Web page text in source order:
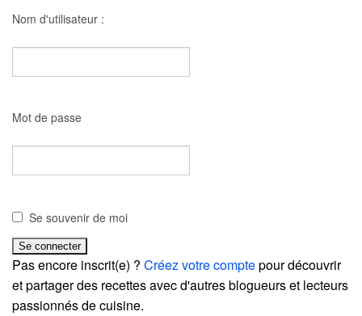
Nom d'utilisateur :
Mot de passe
Se souvenir de moi
Pas encore inscrit(e) ? Créez votre comptepour découvrir
et partager des recettes avec d'autres blogueurs et lecteurs
passionnés de cuisine.